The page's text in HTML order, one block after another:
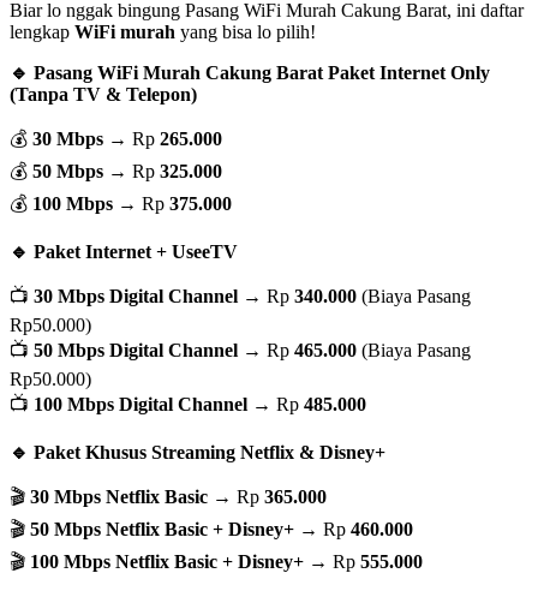
Biar lo nggak bingung Pasang WiFi Murah Cakung Barat, ini daftar
lengkap WiFi murah yang bisa lo pilih!
🔹 Pasang WiFi Murah Cakung Barat Paket Internet Only
(Tanpa TV & Telepon)
💰 30 Mbps → Rp 265.000
💰 50 Mbps → Rp 325.000
💰 100 Mbps → Rp 375.000
🔹 Paket Internet + UseeTV
📺 30 Mbps Digital Channel → Rp 340.000 (Biaya Pasang
Rp50.000)
📺 50 Mbps Digital Channel → Rp 465.000 (Biaya Pasang
Rp50.000)
📺 100 Mbps Digital Channel → Rp 485.000
🔹 Paket Khusus Streaming Netflix & Disney+
🎬 30 Mbps Netflix Basic → Rp 365.000
🎬 50 Mbps Netflix Basic + Disney+ → Rp 460.000
🎬 100 Mbps Netflix Basic + Disney+ → Rp 555.000